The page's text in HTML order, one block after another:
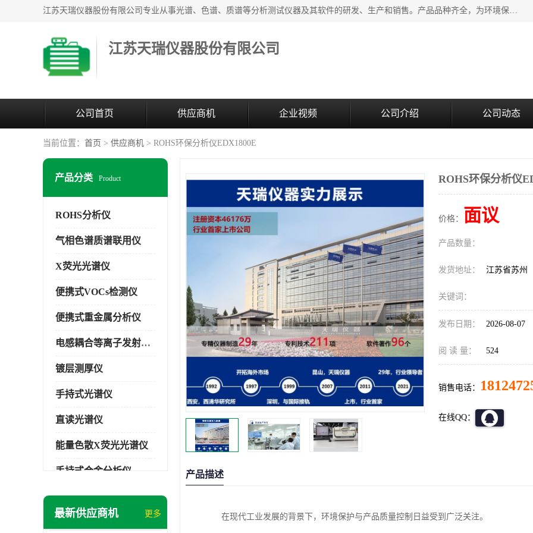
江苏天瑞仪器股份有限公司专业从事光谱、色谱、质谱等分析测试仪器及其软件的研发、生产和销售。产品品种齐全，为环境保护与安全、工业测试与分析及其它领域提供专业解决方案。 为客户提供更加先进的产品和更加满意的服务。
江苏天瑞仪器股份有限公司
公司首页 供应商机 企业视频 公司介绍 公司动态
当前位置： 首页 > 供应商机 > ROHS环保分析仪EDX1800E
产品分类 Product
ROHS分析仪
气相色谱质谱联用仪
X荧光光谱仪
便携式VOCs检测仪
便携式重金属分析仪
电感耦合等离子发射光谱仪
镀层测厚仪
手持式光谱仪
直读光谱仪
能量色散X荧光光谱仪
手持式合金分析仪
手持式矿石分析仪
最新供应商机 更多
ROHS环保分析仪
价格： 面议
产品数量：
发货地址： 江苏省苏州
关键词：
发布日期： 2026-08-07
阅 读 量： 524
销售电话：
在线QQ：
产品描述
在现代工业发展的背景下，环境保护与产品质量控制日益受到广泛关注。